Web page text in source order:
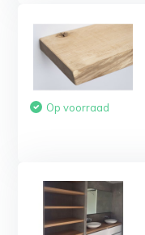
Op voorraad